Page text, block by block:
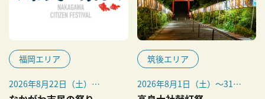
福岡エリア
2026年8月22日（土）
※雨天決行、荒天中止（順延
筑後エリア
2026年8月1日（土）～31日
（月）